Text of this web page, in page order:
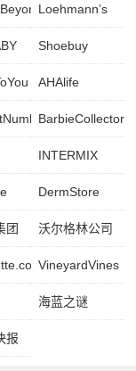
Loehmann’s
Shoebuy
AHAlife
BarbieCollector
INTERMIX
DermStore
团 沃尔格林公司
VineyardVines
海蓝之谜
报